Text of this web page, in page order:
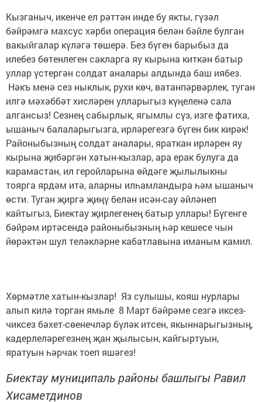
Кызганыч, икенче ел рәттән инде бу якты, гүзәл
бәйрәмгә махсус хәрби операция белән бәйле булган
вакыйгалар күләгә төшерә. Без бүген барыбыз да
илебез бөтенлеген сакларга яу кырына киткән батыр
уллар үстергән солдат аналары алдында баш иябез.
Нәкъ менә сез ныклык, рухи көч, ватанпәрвәрлек, туган
илгә мәхәббәт хисләрен улларыгыз күңеленә сала
алгансыз! Сезнең сабырлык, ягымлы сүз, изге фатиха,
ышаныч балаларыгызга, ирләрегезгә бүген бик кирәк!
Районыбызның солдат аналары, яраткан ирләрен яу
кырына җибәргән хатын-кызлар, ара ерак булуга да
карамастан, ил геройларына өйдәге җылылыкны
тоярга ярдәм итә, аларны илһамландыра һәм ышаныч
өсти. Туган җиргә җиңү белән исән-сау әйләнеп
кайтыгыз, Биектау җирлегенең батыр уллары! Бүгенге
бәйрәм иртәсендә районыбызның һәр кешесе чын
йөрәктән шул теләкләрне кабатлавына иманым камил.
Хөрмәтле хатын-кызлар! Яз сулышы, кояш нурлары
алып килә торган ямьле 8 Март бәйрәме сезгә иксез-
чиксез бәхет-сөенечләр бүләк итсен, якыннарыгызның,
кадерлеләрегезнең җан җылысын, кайгыртуын,
яратуын һәрчак тоеп яшәгез!
Биектау муниципаль районы башлыгы Равил
Хисаметдинов